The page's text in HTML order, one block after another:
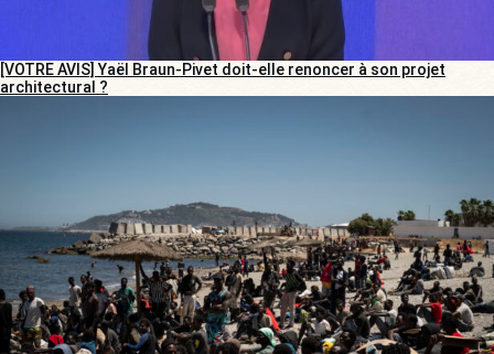
[VOTRE AVIS] Yaël Braun-Pivet doit-elle renoncer à son projet
architectural ?